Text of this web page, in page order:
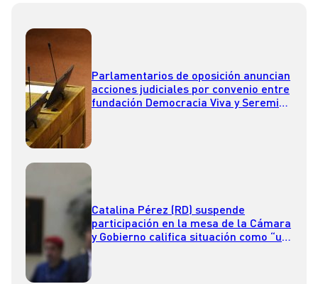
Parlamentarios de oposición anuncian
acciones judiciales por convenio entre
fundación Democracia Viva y Seremi
Catalina Pérez (RD) suspende
participación en la mesa de la Cámara
y Gobierno califica situación como “un